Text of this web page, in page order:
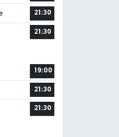
21:30
21:30
19:00
21:30
21:30